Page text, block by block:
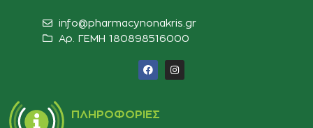
info@pharmacynonakris.gr
Αρ. ΓΕΜΗ 180898516000‬
ΠΛΗΡΟΦΟΡΊΕΣ